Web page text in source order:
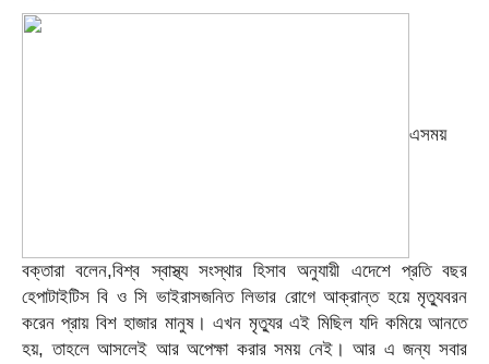
এসময়
বক্তারা বলেন,বিশ্ব স্বাস্থ্য সংস্থার হিসাব অনুযায়ী এদেশে প্রতি বছর
হেপাটাইটিস বি ও সি ভাইরাসজনিত লিভার রোগে আক্রান্ত হয়ে মৃত্যুবরন
করেন প্রায় বিশ হাজার মানুষ। এখন মৃত্যুর এই মিছিল যদি কমিয়ে আনতে
হয়, তাহলে আসলেই আর অপেক্ষা করার সময় নেই। আর এ জন্য সবার